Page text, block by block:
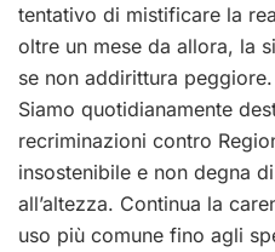
tentativo di mistificare la
oltre un mese da allora, la
se non addirittura peggiore.
Siamo quotidianamente
recriminazioni contro
insostenibile e non degna
all’altezza. Continua la
uso più comune fino agli